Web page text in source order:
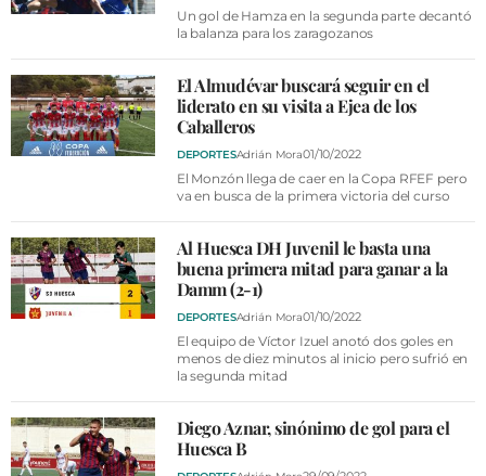
CARTELERA
HORÓSCOPO
ESQUELAS
CLUB DEL AMIGO MILITANTE
INICIAR SESIÓN
Un gol de Hamza en la segunda parte decantó
la balanza para los zaragozanos
El Almudévar buscará seguir en el
liderato en su visita a Ejea de los
Caballeros
DEPORTESAdrián Mora01/10/2022
El Monzón llega de caer en la Copa RFEF pero
va en busca de la primera victoria del curso
Al Huesca DH Juvenil le basta una
buena primera mitad para ganar a la
Damm (2-1)
DEPORTESAdrián Mora01/10/2022
El equipo de Víctor Izuel anotó dos goles en
menos de diez minutos al inicio pero sufrió en
la segunda mitad
Diego Aznar, sinónimo de gol para el
Huesca B